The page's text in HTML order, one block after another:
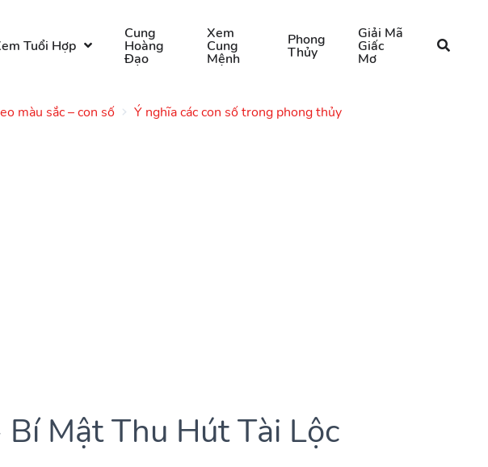
Tuổi Hợp
Cung
Hoàng
Đạo
Xem
Cung
Mệnh
Phong
Thủy
Giải Mã
Giấc
Mơ
màu sắc – con số
Ý nghĩa các con số trong phong thủy
Mật Thu Hút Tài Lộc